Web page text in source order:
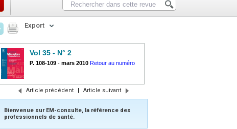
Export
Vol 35 - N° 2
P. 108-109 - mars 2010 Retour au numéro
Article précédent | Article suivant
Bienvenue sur EM-consulte, la référence des
professionnels de santé.